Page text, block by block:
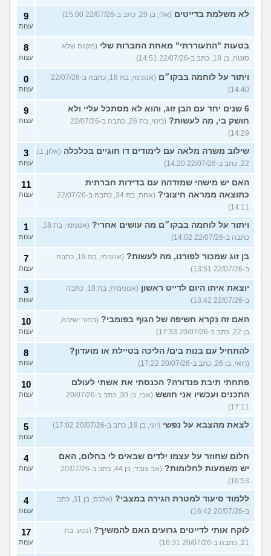
לא משלמת בדייטים (אלי, בן 29, כתב ב-22/07/26 15:00) 9
עצות
בטעות "התעוררתי" מאחת החברות שלי (מקווה שלא
סוטה, בן 18, כתב ב-22/07/26 14:51)
8
עצות
ויתור על לוחמה בבקו״ם
(אנונימי, בת 18, כתבה ב-22/07/26
14:40)
0
עצות
6 שנים יחד עם הבן זוג, והוא לא מסתכל עליי ולא
חושק בי, מה לעשות?
(כינוי, בת 26, כתבה ב-22/07/26
14:29)
9
עצות
שילוב משרה מלאה עם לימודים דו חוגיים בכלכלה (אלון, בן
22, כתב ב-22/07/26 14:20)
3
עצות
האם יש מישהי שמזדהה עם בדידות חברתית
כתוצאה ממראה חיצוני?
(אחת, בת 34, כתבה ב-22/07/26
14:11)
11
עצות
ויתור על לוחמה בבקו״ם מה עושים אחרי?
(אנונימי, בת 18,
כתבה ב-22/07/26 14:02)
1
עצות
בן זוג שמכור לפורנו, מה לעשות?
(אנונימי, בת 19, כתבה
ב-22/07/26 13:51)
7
עצות
יוצאת איתו היום לדייט ראשון
(אנונימית, בת 18, כתבה
ב-22/07/26 13:42)
3
עצות
האם זה נקרא חשיפה של הגוף בפומבי? (בחור ישיבה,
בן 22, כתב ב-20/07/26 17:33)
10
עצות
להתחיל עם בנות בים/ הליכה בטיילת או מועדון?
(רואי, בן 26, כתב ב-20/07/26 17:22)
8
עצות
פתחתי תיבת פנדורה? הכנסתי את אשתי לעולם
התכנים ועכשיו אני חושש
(אבי, בן 30, כתב ב-20/07/26
17:11)
10
עצות
לצאת מהצבא על נפשי (יוני, בן 19, כתב ב-20/07/26 17:02) 5
עצות
חלום שחוזר על עצמו ילדים שבאים לי בחלום, האם
יש משמעות לחלומות?
(אב עובד, בן 44, כתב ב-20/07/26
16:53)
4
עצות
ללמוד סיעוד למטרת הגירה במצבי?
(אלכס, בן 31, כתב
ב-20/07/26 16:42)
4
עצות
לוקח אותי לדייטים גרועים האם להמשיך? (נטע, בת
21, כתבה ב-20/07/26 16:31)
17
עצות